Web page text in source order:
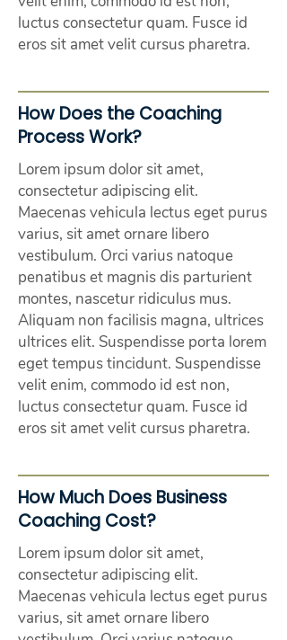
luctus consectetur quam. Fusce id
eros sit amet velit cursus pharetra.
How Does the Coaching
Process Work?
Lorem ipsum dolor sit amet,
consectetur adipiscing elit.
Maecenas vehicula lectus eget purus
varius, sit amet ornare libero
vestibulum. Orci varius natoque
penatibus et magnis dis parturient
montes, nascetur ridiculus mus.
Aliquam non facilisis magna, ultrices
ultrices elit. Suspendisse porta lorem
eget tempus tincidunt. Suspendisse
velit enim, commodo id est non,
luctus consectetur quam. Fusce id
eros sit amet velit cursus pharetra.
How Much Does Business
Coaching Cost?
Lorem ipsum dolor sit amet,
consectetur adipiscing elit.
Maecenas vehicula lectus eget purus
varius, sit amet ornare libero